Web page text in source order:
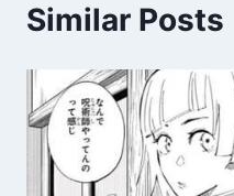
Similar Posts